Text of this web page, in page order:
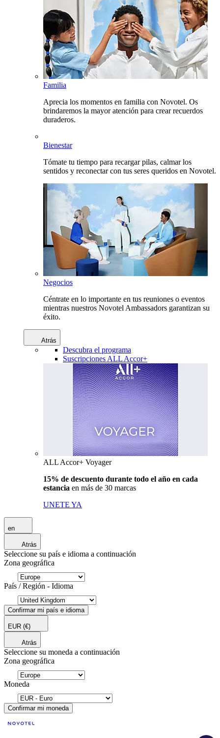
Familia
Aprecia los momentos en familia con Novotel. Os
brindaremos la mayor atención para crear recuerdos
duraderos.
Bienestar
Tómate tu tiempo para recargar pilas, calmar los
sentidos y reconectar con tus seres queridos en Novotel.
Negocios
Céntrate en lo importante en tus reuniones o eventos
mientras nuestros Novotel Ambassadors garantizan su
éxito.
Atrás
Descubra el programa
Suscripciones ALL Accor+
ALL Accor+ Voyager
15% de descuento durante todo el año en cada
estancia en más de 30 marcas
UNETE YA
en
Atrás
Seleccione su país e idioma a continuación
Zona geográfica
País / Región - Idioma
Confirmar mi país e idioma
EUR (€)
Atrás
Seleccione su moneda a continuación
Zona geográfica
Moneda
Confirmar mi moneda